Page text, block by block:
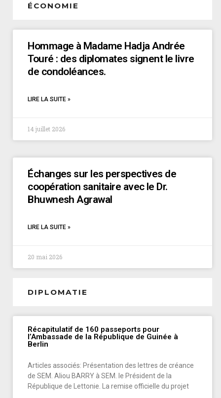
ÉCONOMIE
Hommage à Madame Hadja Andrée
Touré : des diplomates signent le livre
de condoléances.
LIRE LA SUITE »
14 juillet 2026
Échanges sur les perspectives de
coopération sanitaire avec le Dr.
Bhuwnesh Agrawal
LIRE LA SUITE »
20 mai 2026
DIPLOMATIE
Récapitulatif de 160 passeports pour
l’Ambassade de la République de Guinée à
Berlin
Articles associés: Présentation des lettres de créance
de SEM. Aliou BARRY à SEM. le Président de la
République de Lettonie. La remise officielle du projet